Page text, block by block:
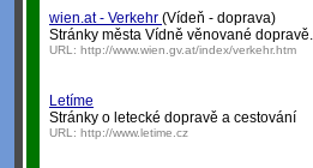
wien.at - Verkehr (Vídeň - doprava)
Stránky města Vídně věnované
URL: http://www.wien.gv.at/index/verkehr.htm
Letíme
Stránky o letecké dopravě a cestování
URL: http://www.letime.cz